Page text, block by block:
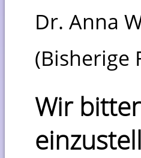
Dr. Anna
(Bisherige
Wir